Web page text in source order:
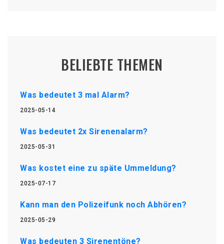
BELIEBTE THEMEN
Was bedeutet 3 mal Alarm?
2025-05-14
Was bedeutet 2x Sirenenalarm?
2025-05-31
Was kostet eine zu späte Ummeldung?
2025-07-17
Kann man den Polizeifunk noch Abhören?
2025-05-29
Was bedeuten 3 Sirenentöne?